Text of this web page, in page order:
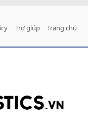
Trợ giúp Trang chủ